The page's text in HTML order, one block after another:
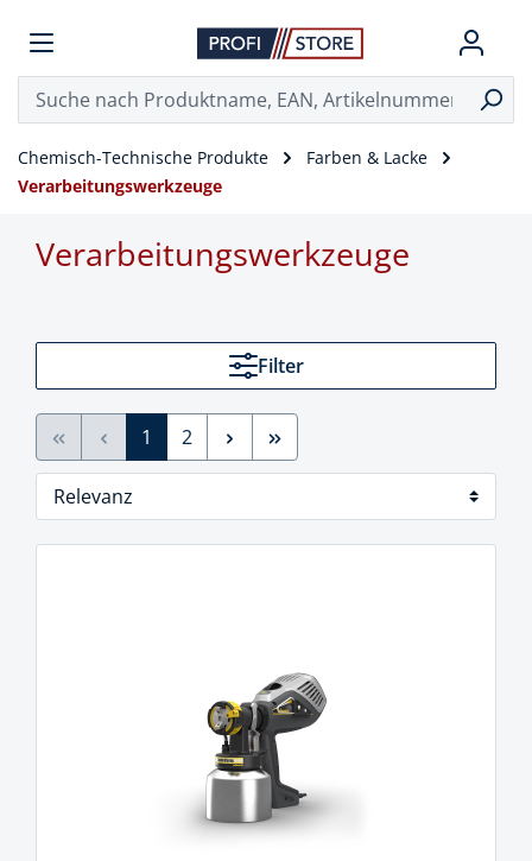
Chemisch-Technische Produkte
Farben & Lacke
Verarbeitungswerkzeuge
Verarbeitungswerkzeuge
Filter
1 2